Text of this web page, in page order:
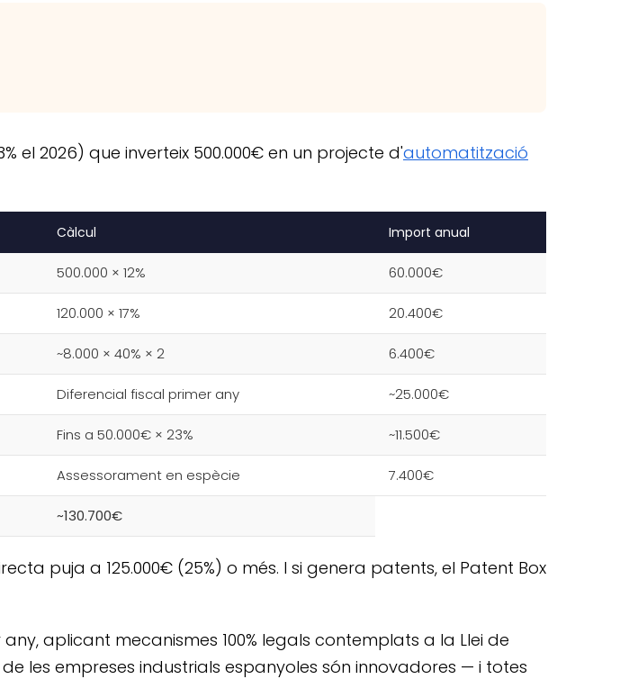
el 2026) que inverteix 500.000€ en un projecte d'automatització
Càlcul Import anual
500.000 × 12% 60.000€
120.000 × 17% 20.400€
~8.000 × 40% × 2 6.400€
Diferencial fiscal primer any ~25.000€
Fins a 50.000€ × 23% ~11.500€
Assessorament en espècie 7.400€
~130.700€
puja a 125.000€ (25%) o més. I si genera patents, el Patent Box
aplicant mecanismes 100% legals contemplats a la Llei de
les empreses industrials espanyoles són innovadores — i totes